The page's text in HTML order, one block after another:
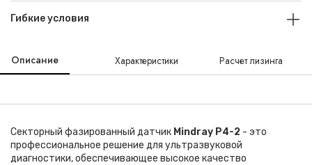
Гибкие условия
Описание Характеристики Расчет лизинга
Секторный фазированный датчик Mindray P4-2 - это
профессиональное решение для ультразвуковой
диагностики, обеспечивающее высокое качество